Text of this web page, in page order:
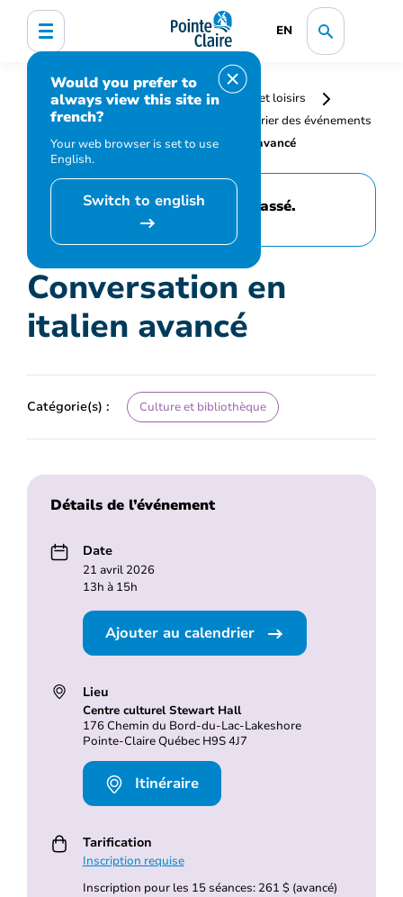
EN
Would you prefer to
always view this site in
french?
Your web browser is set to use
English.
Switch to english
Accueil
Bibliothèque, culture, sports et loisirs
Programmation et inscription
Calendrier des événements
et activités
Conversation en italien avancé
Cet événement est passé.
Conversation en
italien avancé
Catégorie(s) : Culture et bibliothèque
Détails de l’événement
Date
21 avril 2026
13h à 15h
Ajouter au calendrier
Lieu
Centre culturel Stewart Hall
176 Chemin du Bord-du-Lac-Lakeshore
Pointe-Claire Québec H9S 4J7
Itinéraire
Tarification
Inscription requise
Inscription pour les 15 séances: 261 $ (avancé)